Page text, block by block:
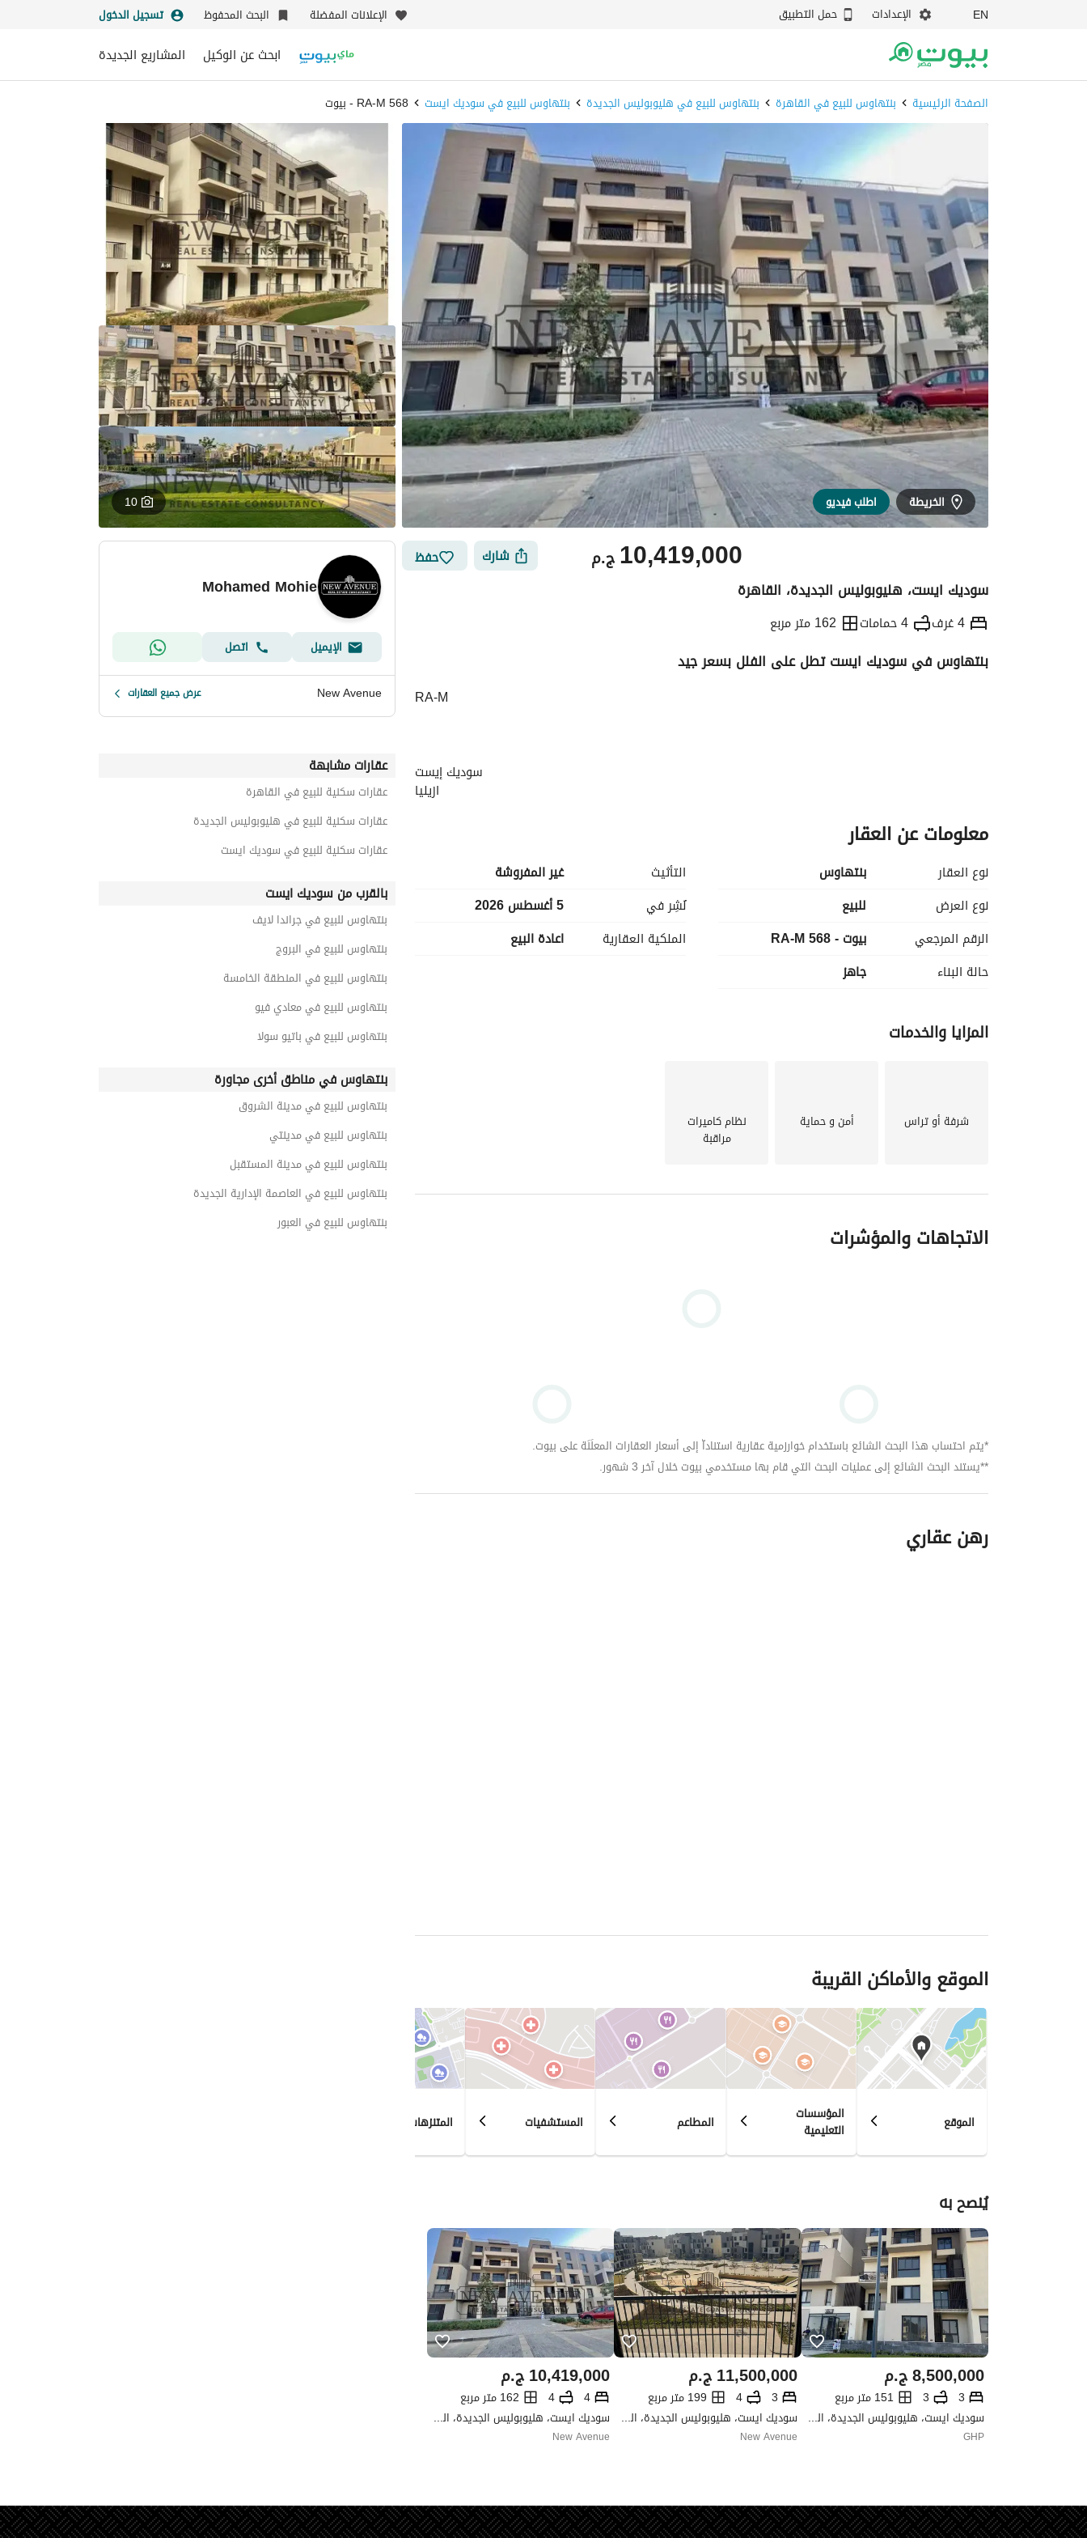
EN الإعدادات حمل التطبيق الإعلانات المفضلة البحث المحفوظ تسجيل الدخول
ابحث عن الوكيل المشاريع الجديدة
الصفحة الرئيسية بنتهاوس للبيع في القاهرة بنتهاوس للبيع في هليوبوليس الجديدة بنتهاوس للبيع في سوديك ايست RA-M 568 - بيوت
الخريطة اطلب فيديو 10
ج.م10,419,000 شارك حفظ
سوديك ايست، هليوبوليس الجديدة، القاهرة
4 غرف 4 حمامات 162 متر مربع
بنتهاوس في سوديك ايست تطل على الفلل بسعر جيد
RA-M
سوديك إيست
ازيليا
مساحة المباني 162 م
رووف مفتوح 97 م
(1 ماستر + تلبيس)
معلومات عن العقار
نوع العقار
بنتهاوس
نوع العرض
للبيع
الرقم المرجعي
بيوت - RA-M 568
حالة البناء
جاهز
التأثيث
غير المفروشة
نُشِر في
5 أغسطس 2026
الملكية العقارية
اعادة البيع
المزايا والخدمات
شرفة أو تراس أمن و حماية نظام كاميرات
مراقبة
الاتجاهات والمؤشرات
*يتم احتساب هذا البحث الشائع باستخدام خوارزمية عقارية استناداّ إلى أسعار العقارات المعلَنَة على بيوت.
**يستند البحث الشائع إلى عمليات البحث التي قام بها مستخدمي بيوت خلال آخر 3 شهور.
رهن عقاري
الموقع والأماكن القريبة
الموقع المؤسسات
التعليمية المطاعم المستشفيات المتنزهات
يُنصح به
ج.م8,500,000
3
3
151 متر مربع
سوديك ايست، هليوبوليس الجديدة، القاهرة
GHP
ج.م11,500,000
3
4
199 متر مربع
سوديك ايست، هليوبوليس الجديدة، القاهرة
New Avenue
ج.م10,419,000
4
4
162 متر مربع
سوديك ايست، هليوبوليس الجديدة، القاهرة
New Avenue
Mohamed Mohie
الإيميل اتصل
New Avenue عرض جميع العقارات
عقارات مشابهة
عقارات سكنية للبيع في القاهرة
عقارات سكنية للبيع في هليوبوليس الجديدة
عقارات سكنية للبيع في سوديك ايست
بالقرب من سوديك ايست
بنتهاوس للبيع في جراندا لايف
بنتهاوس للبيع في البروج
بنتهاوس للبيع في المنطقة الخامسة
بنتهاوس للبيع في معادي فيو
بنتهاوس للبيع في باتيو سولا
بنتهاوس في مناطق أخرى مجاورة
بنتهاوس للبيع في مدينة الشروق
بنتهاوس للبيع في مدينتي
بنتهاوس للبيع في مدينة المستقبل
بنتهاوس للبيع في العاصمة الإدارية الجديدة
بنتهاوس للبيع في العبور